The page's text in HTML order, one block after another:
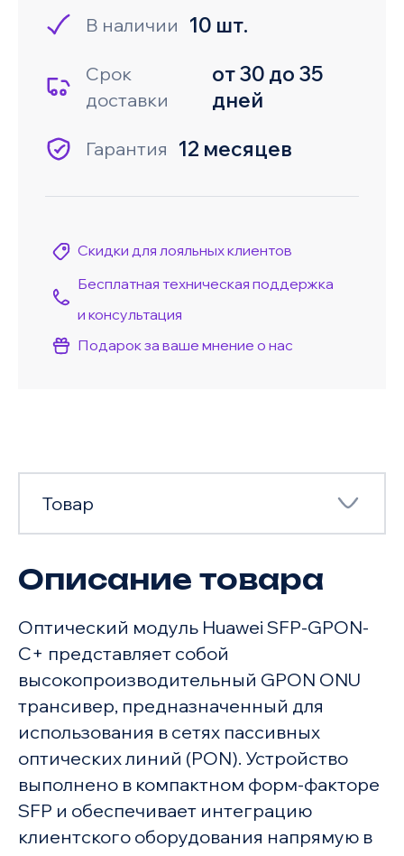
В наличии 10 шт.
Срок
доставки
от 30 до 35
дней
Гарантия 12 месяцев
Скидки для лояльных клиентов
Бесплатная техническая поддержка
и консультация
Подарок за ваше мнение о нас
Товар
Товар
Характеристики
Описание товара
Оптический модуль Huawei SFP-GPON-
C+ представляет собой
высокопроизводительный GPON ONU
трансивер, предназначенный для
использования в сетях пассивных
оптических линий (PON). Устройство
выполнено в компактном форм-факторе
SFP и обеспечивает интеграцию
клиентского оборудования напрямую в